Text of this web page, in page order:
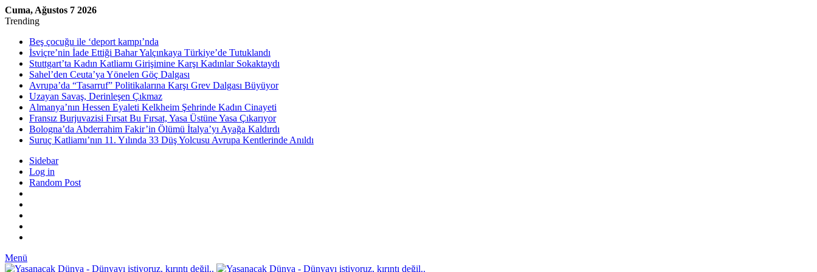
Cuma, Ağustos 7 2026
Trending
Beş çocuğu ile ‘deport kampı’nda
İsviçre’nin İade Ettiği Bahar Yalçınkaya Türkiye’de Tutuklandı
Stuttgart’ta Kadın Katliamı Girişimine Karşı Kadınlar Sokaktaydı
Sahel’den Ceuta’ya Yönelen Göç Dalgası
Avrupa’da “Tasarruf” Politikalarına Karşı Grev Dalgası Büyüyor
Uzayan Savaş, Derinleşen Çıkmaz
Almanya’nın Hessen Eyaleti Kelkheim Şehrinde Kadın Cinayeti
Fransız Burjuvazisi Fırsat Bu Fırsat, Yasa Üstüne Yasa Çıkarıyor
Bologna’da Abderrahim Fakir’in Ölümü İtalya’yı Ayağa Kaldırdı
Suruç Katliamı’nın 11. Yılında 33 Düş Yolcusu Avrupa Kentlerinde Anıldı
Sidebar
Log in
Random Post
Menü